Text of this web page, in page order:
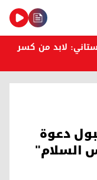
لابد من كسر
دعوة
السلام"